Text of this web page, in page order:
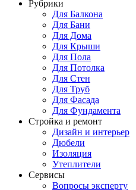
Рубрики
Для Балкона
Для Бани
Для Дома
Для Крыши
Для Пола
Для Потолка
Для Стен
Для Труб
Для Фасада
Для Фундамента
Стройка и ремонт
Дизайн и интерьер
Дюбели
Изоляция
Утеплители
Сервисы
Вопросы эксперту